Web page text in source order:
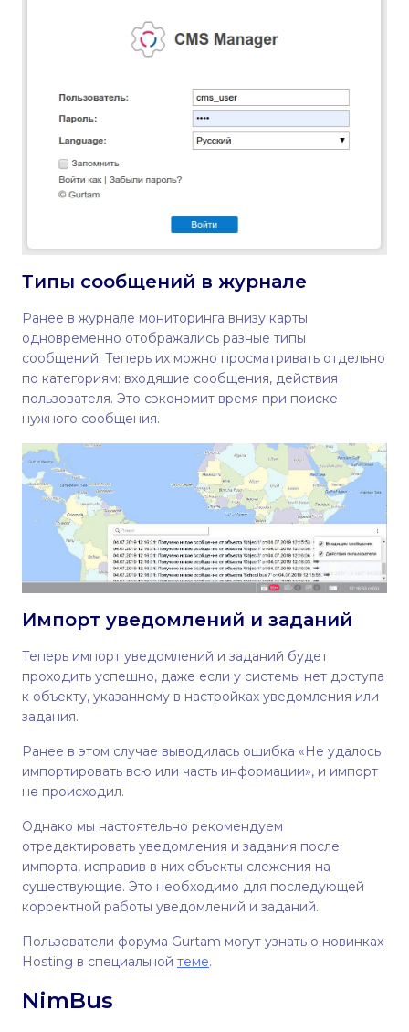
Типы сообщений в журнале
Ранее в журнале мониторинга внизу карты
одновременно отображались разные типы
сообщений. Теперь их можно просматривать отдельно
по категориям: входящие сообщения, действия
пользователя. Это сэкономит время при поиске
нужного сообщения.
Импорт уведомлений и заданий
Теперь импорт уведомлений и заданий будет
проходить успешно, даже если у системы нет доступа
к объекту, указанному в настройках уведомления или
задания.
Ранее в этом случае выводилась ошибка «Не удалось
импортировать всю или часть информации», и импорт
не происходил.
Однако мы настоятельно рекомендуем
отредактировать уведомления и задания после
импорта, исправив в них объекты слежения на
существующие. Это необходимо для последующей
корректной работы уведомлений и заданий.
Пользователи форума Gurtam могут узнать о новинках
Hosting в специальной теме.
NimBus